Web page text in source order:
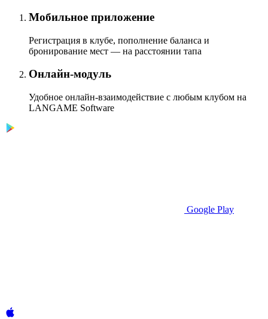
Мобильное приложение
Регистрация в клубе, пополнение баланса и
бронирование мест — на расстоянии тапа
Онлайн-модуль
Удобное онлайн-взаимодействие с любым клубом на
LANGAME Software
Google Play